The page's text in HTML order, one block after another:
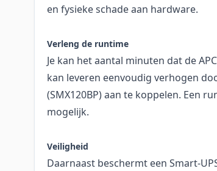
en fysieke schade aan hardware.
Verleng de runtime
Je kan het aantal minuten dat de
kan leveren eenvoudig verhogen
(SMX120BP) aan te koppelen. Een
mogelijk.
Veiligheid
Daarnaast beschermt een Smart-